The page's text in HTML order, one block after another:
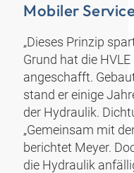
Mobiler
„Dieses Prinzip
Grund hat die
angeschafft.
stand er einige
der Hydraulik.
„Gemeinsam mit
berichtet Meyer.
die Hydraulik